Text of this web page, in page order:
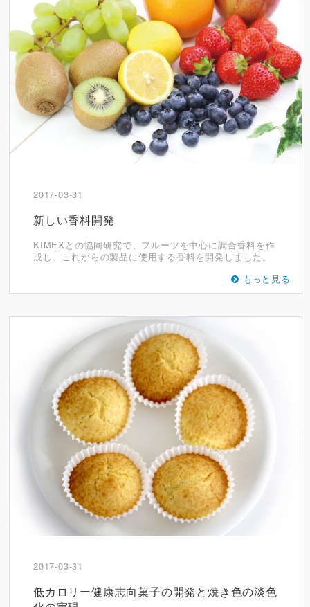
2017-03-31
新しい香料開発
KIMEXとの協同研究で、フルーツを中心に調合香料を作
成し、これからの製品に使用する香料を開発しました。
もっと見る
2017-03-31
低カロリー健康志向菓子の開発と焼き色の淡色